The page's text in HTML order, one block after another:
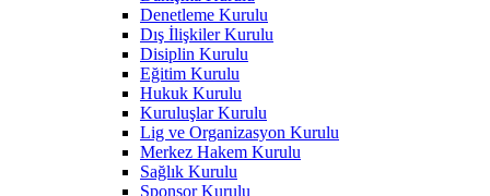
Denetleme Kurulu
Dış İlişkiler Kurulu
Disiplin Kurulu
Eğitim Kurulu
Hukuk Kurulu
Kuruluşlar Kurulu
Lig ve Organizasyon Kurulu
Merkez Hakem Kurulu
Sağlık Kurulu
Sponsor Kurulu